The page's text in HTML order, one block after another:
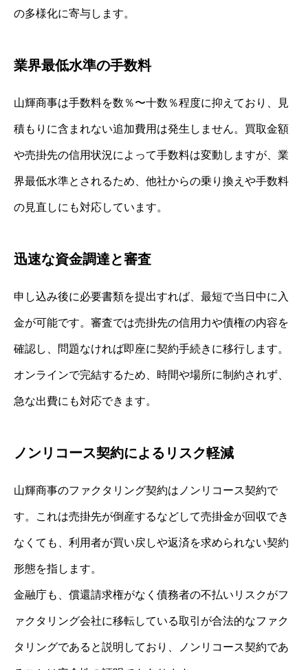
の多様化に寄与します。
業界最低水準の手数料
山輝商事は手数料を数％〜十数％程度に抑えており、見
積もりに含まれない追加費用は発生しません。買取金額
や売掛先の信用状況によって手数料は変動しますが、業
界最低水準とされるため、他社からの乗り換えや手数料
の見直しにも対応しています。
迅速な資金調達と審査
申し込み後に必要書類を提出すれば、最短で当日中に入
金が可能です。審査では売掛先の信用力や債権の内容を
確認し、問題なければ即座に契約手続きに移行します。
オンラインで完結するため、時間や場所に制約されず、
急な出費にも対応できます。
ノンリコース契約によるリスク軽減
山輝商事のファクタリング契約はノンリコース契約で
す。これは売掛先が倒産するなどして売掛金が回収でき
なくても、利用者が買い戻しや返済を求められない契約
形態を指します。
金融庁も、償還請求権がなく債務者の不払いリスクがフ
ァクタリング会社に移転している取引が合法的なファク
タリングであると説明しており、ノンリコース契約であ